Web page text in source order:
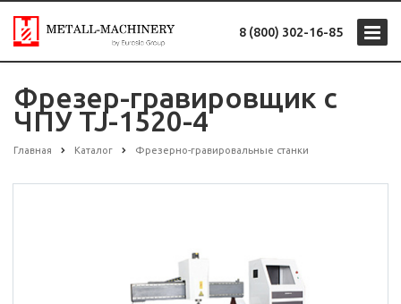
8 (800) 302-16-85
Фрезер-гравировщик с
ЧПУ TJ-1520-4
Главная Каталог Фрезерно-гравировальные станки